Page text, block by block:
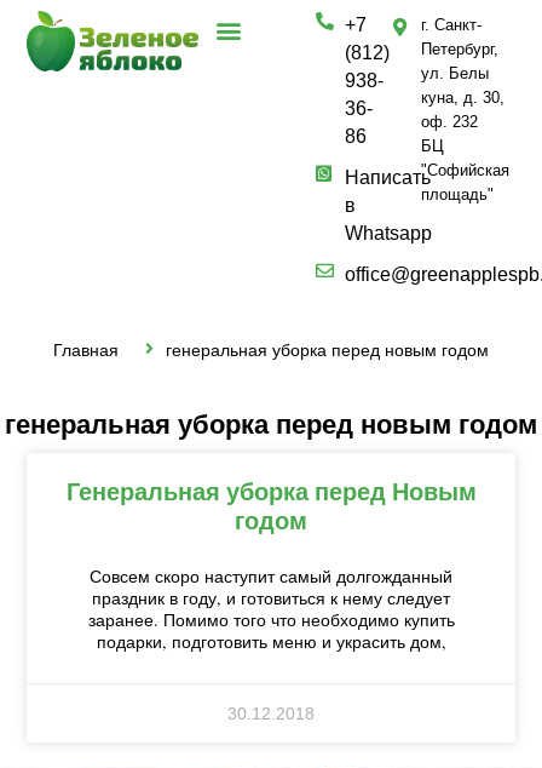
+7
(812)
938-
36-
86
Написать
в
Whatsapp
г. Санкт-
Петербург,
ул. Белы
куна, д. 30,
оф. 232
БЦ
"Софийская
площадь"
Главная генеральная уборка перед новым годом
генеральная уборка перед новым годом
Генеральная уборка перед Новым
годом
Совсем скоро наступит самый долгожданный
праздник в году, и готовиться к нему следует
заранее. Помимо того что необходимо купить
подарки, подготовить меню и украсить дом,
30.12.2018